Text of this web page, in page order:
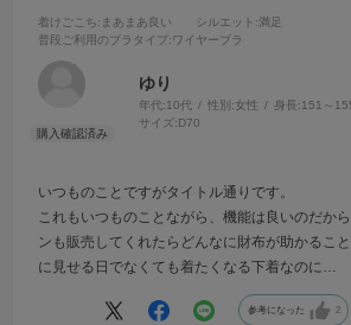
着けごこち:まあまあ良い シルエット :満足
普段ご利用のブラタイプ :ワイヤーブラ
ゆり
年代:10代 性別:女性 身長:151～
サイズ:D70
いつものことですがタイトル通りです。
これもいつものことながら、機能は良いのだか
ンも販売してくれたらどんなに財布が助かるこ
に見せる日でなくても着たくなる下着なのに…
参考になった 2